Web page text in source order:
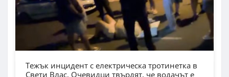
Тежък инцидент с електрическа тротинетка в
Свети Влас. Очевидци твърдят, че водачът е